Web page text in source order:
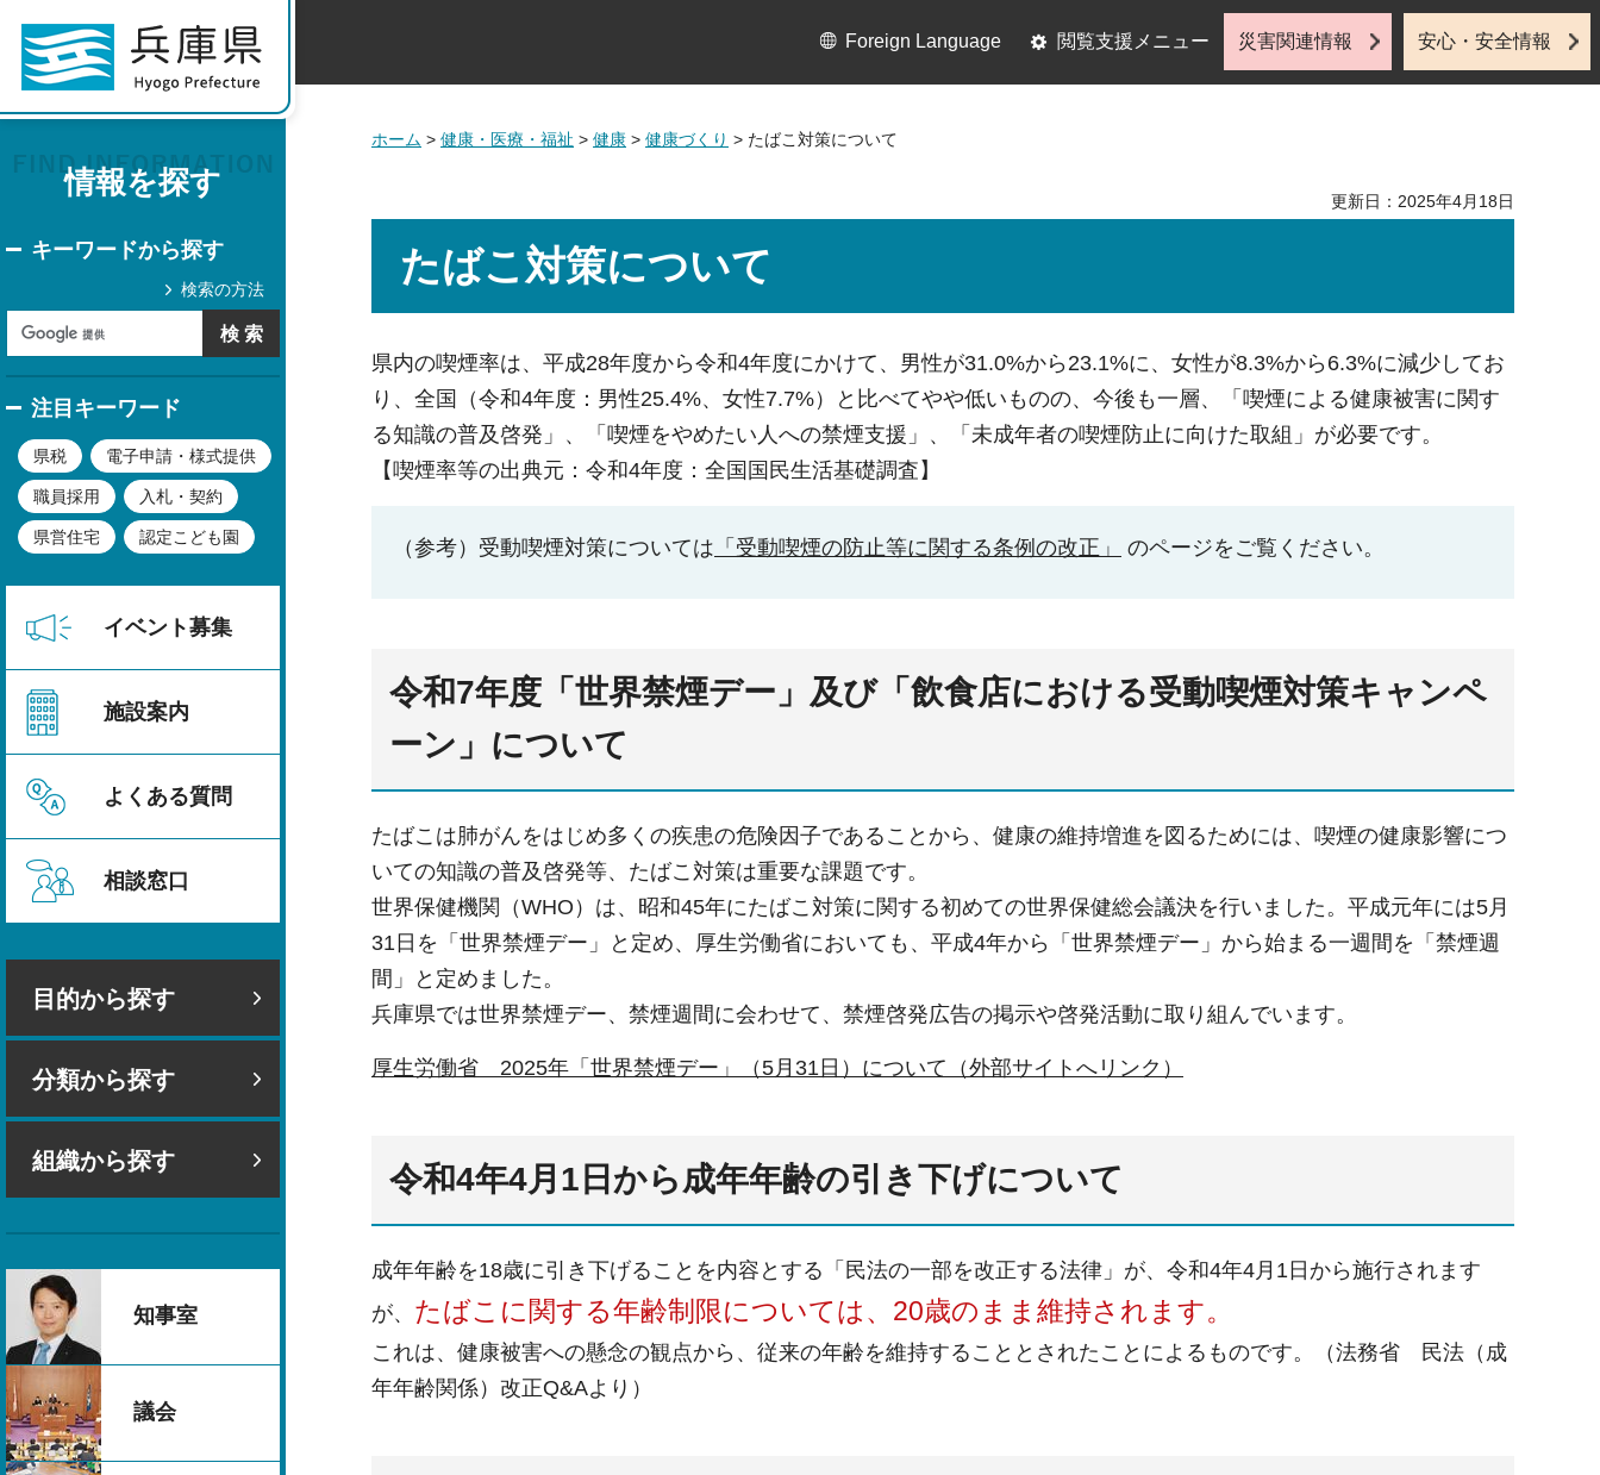
情報を探す
キーワードから探す
検索の方法
注目キーワード
県税 電子申請・様式提供
職員採用 入札・契約
県営住宅 認定こども園
イベント募集
施設案内
よくある質問
相談窓口
目的から探す
分類から探す
組織から探す
知事室
議会
Foreign Language 閲覧支援メニュー 災害関連情報 安心・安全情報
ホーム > 健康・医療・福祉 > 健康 > 健康づくり > たばこ対策について
更新日：2025年4月18日
たばこ対策について
県内の喫煙率は、平成28年度から令和4年度にかけて、男性が31.0%から23.1%に、女性が8.3%から6.3%に減少してお
り、全国（令和4年度：男性25.4%、女性7.7%）と比べてやや低いものの、今後も一層、「喫煙による健康被害に関す
る知識の普及啓発」、「喫煙をやめたい人への禁煙支援」、「未成年者の喫煙防止に向けた取組」が必要です。
【喫煙率等の出典元：令和4年度：全国国民生活基礎調査】
（参考）受動喫煙対策については 「受動喫煙の防止等に関する条例の改正」 のページをご覧ください。
令和7年度「世界禁煙デー」及び「飲食店における受動喫煙対策キャンペ
ーン」について
たばこは肺がんをはじめ多くの疾患の危険因子であることから、健康の維持増進を図るためには、喫煙の健康影響につ
いての知識の普及啓発等、たばこ対策は重要な課題です。
世界保健機関（WHO）は、昭和45年にたばこ対策に関する初めての世界保健総会議決を行いました。平成元年には5月
31日を「世界禁煙デー」と定め、厚生労働省においても、平成4年から「世界禁煙デー」から始まる一週間を「禁煙週
間」と定めました。
兵庫県では世界禁煙デー、禁煙週間に会わせて、禁煙啓発広告の掲示や啓発活動に取り組んでいます。
厚生労働省 2025年「世界禁煙デー」（5月31日）について（外部サイトへリンク）
令和4年4月1日から成年年齢の引き下げについて
成年年齢を18歳に引き下げることを内容とする「民法の一部を改正する法律」が、令和4年4月1日から施行されます
が、 たばこに関する年齢制限については、20歳のまま維持されます。
これは、健康被害への懸念の観点から、従来の年齢を維持することとされたことによるものです。（法務省 民法（成
年年齢関係）改正Q&Aより）